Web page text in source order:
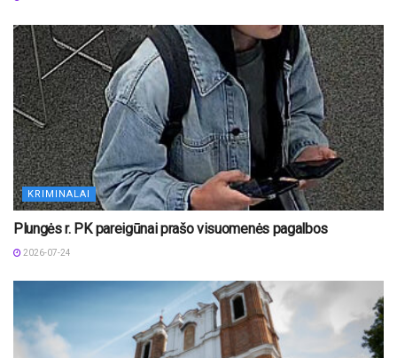
KRIMINALAI
Plungės r. PK pareigūnai prašo visuomenės pagalbos
2026-07-24